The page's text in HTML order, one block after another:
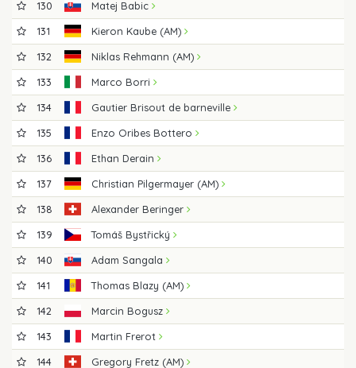
130
Matej Babic
131
Kieron Kaube (AM)
132
Niklas Rehmann (AM)
133
Marco Borri
134
Gautier Brisout de barneville
135
Enzo Oribes Bottero
136
Ethan Derain
137
Christian Pilgermayer (AM)
138
Alexander Beringer
139
Tomáš Bystřický
140
Adam Sangala
141
Thomas Blazy (AM)
142
Marcin Bogusz
143
Martin Frerot
144
Gregory Fretz (AM)